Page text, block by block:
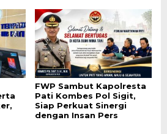
FWP Sambut Kapolresta
Pati Kombes Pol Sigit,
Siap Perkuat Sinergi
dengan Insan Pers